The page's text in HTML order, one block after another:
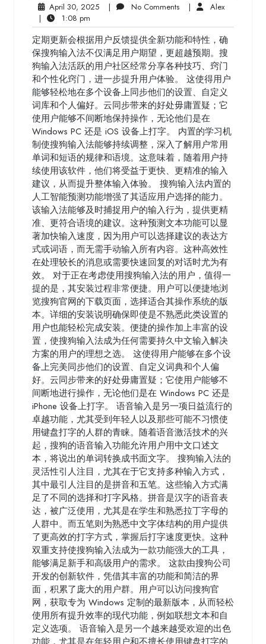
April 30, 2025April
2025
| No CommentsNo | AlexAlex
|
1:08 pm
pm
定期更新会根据用户反馈提供全新功能和特性，确
保搜狗输入法不仅满足用户期望，更超越预期。搜
狗输入法活跃的用户社区经常分享各种技巧、窍门
和个性化窍门，进一步提升用户体验。 这使得用户
能够轻松地在多个设备上同步他们的设置、自定义
词库和个人偏好。云同步带来的好处毋庸置疑；它
使用户能够不间断地保持操作，无论他们是在
Windows PC 还是 iOS 设备上打字。 内置的学习机
制使搜狗输入法能够持续调整，深入了解用户常用
单词和短语的规律和语境。这意味着，随着用户持
续使用该软件，他们将受益于更快、更精准的输入
建议，从而提升整体输入体验。 搜狗输入法内置的
人工智能预测功能增强了其适应用户选择的能力。
该输入法能够及时捕捉用户的输入行为，提供更精
准、更符合语境的建议。这种预测文本功能可以显
著加快输入速度，因为用户可以选择建议的表达方
式或词语，而无需手动输入所有内容。这种高效性
在处理较长的消息或需要快速回复的对话时尤为有
效。 对于正在考虑使用搜狗输入法的用户，值得一
提的是，其安装过程非常便捷。用户可以便捷地浏
览搜狗官网的下载页面，选择适合其操作系统的版
本。详细的安装说明确保即使是不熟悉此类设置的
用户也能轻松完成安装。便捷的操作加上丰富的设
置，使搜狗输入法成为任何需要持久中文输入解决
方案的用户的理想之选。 这使得用户能够在多个设
备上完美同步他们的设置、自定义词典和个人偏
好。云同步带来的好处毋庸置疑；它使用户能够不
间断地进行操作，无论他们是在 Windows PC 还是
iPhone 设备上打字。 语音输入是另一项日益流行的
卓越功能，尤其受到年轻人以及那些可能不习惯使
用键盘打字的人群的青睐。随着语音激活技术的兴
起，搜狗的语音输入功能允许用户用中文口述文
本，将说出的单词转换成书面文字。 搜狗输入法的
灵活性引人注目，尤其在于它支持多种输入方式，
其中最引人注目的是拼音和五笔。这些输入方式满
足了不同的选择和打字风格。拼音是汉字的语音表
达，被广泛使用，尤其是在学生和熟悉拉丁字母的
人群中。而五笔则为熟悉中文字体结构的用户提供
了更高效的打字方式，掌握后打字速度更快。这种
双重支持使搜狗输入法成为一款功能强大的工具，
能够满足新手和高级用户的需求。 这款由搜狗公司
开发的创新软件，凭借其丰富的功能和简洁的界
面，积累了庞大的用户群。用户可以访问搜狗官
网，获取专为 Windows 定制的最新版本，从而轻松
使用所有提升效率的现代功能，例如联想文本和自
定义选项。 语音输入是另一个越来越受欢迎的出色